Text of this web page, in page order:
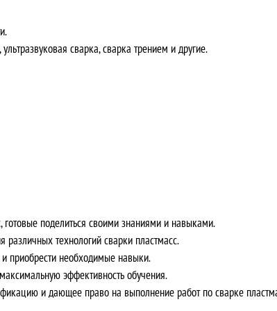
сварка, сварка трением и другие.
поделиться своими знаниями и навыками.
технологий сварки пластмасс.
приобрести необходимые навыки.
эффективность обучения.
и дающее право на выполнение работ по сварке